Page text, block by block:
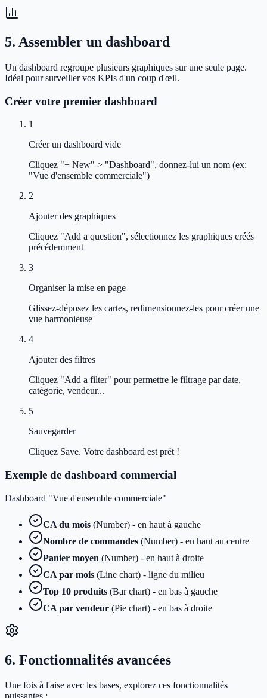
5. Assembler un dashboard
Un dashboard regroupe plusieurs graphiques sur une seule page.
Idéal pour surveiller vos KPIs d'un coup d'œil.
Créer votre premier dashboard
1
Créer un dashboard vide
Cliquez "+ New" > "Dashboard", donnez-lui un nom (ex:
"Vue d'ensemble commerciale")
2
Ajouter des graphiques
Cliquez "Add a question", sélectionnez les graphiques créés
précédemment
3
Organiser la mise en page
Glissez-déposez les cartes, redimensionnez-les pour créer une
vue harmonieuse
4
Ajouter des filtres
Cliquez "Add a filter" pour permettre le filtrage par date,
catégorie, vendeur...
5
Sauvegarder
Cliquez Save. Votre dashboard est prêt !
Exemple de dashboard commercial
Dashboard "Vue d'ensemble commerciale"
CA du mois (Number) - en haut à gauche
Nombre de commandes (Number) - en haut au centre
Panier moyen (Number) - en haut à droite
CA par mois (Line chart) - ligne du milieu
Top 10 produits (Bar chart) - en bas à gauche
CA par vendeur (Pie chart) - en bas à droite
6. Fonctionnalités avancées
Une fois à l'aise avec les bases, explorez ces fonctionnalités
puissantes :